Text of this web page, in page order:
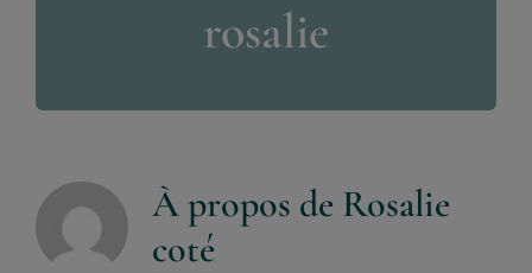
Publications scientifiques
rosalie
À propos de Rosalie
coté